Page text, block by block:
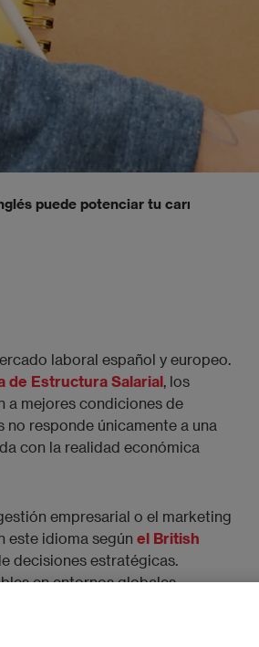
puede potenciar tu carrera
laboral español y europeo.
de Estructura Salarial, los
a mejores condiciones de
no responde únicamente a una
con la realidad económica
empresarial o el marketing
este idioma según el British
decisiones estratégicas.
en entornos globales.